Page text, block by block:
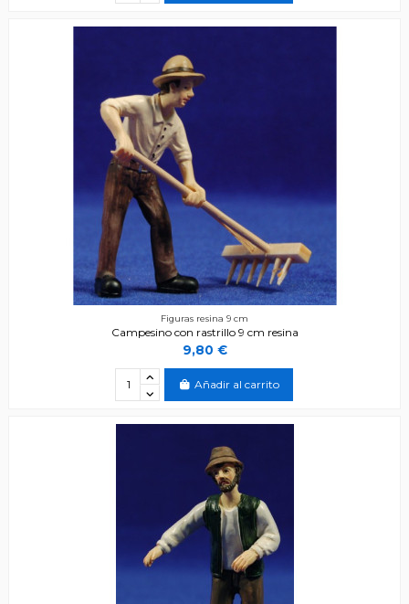
Figuras resina 9 cm
Campesino con rastrillo 9 cm resina
9,80 €
Añadir al carrito